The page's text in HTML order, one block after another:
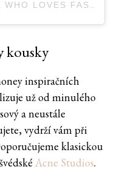
PŘÍSPĚVEK SDÍLENÝ GIRL WHO LOVES FASHION (@URFAVMAGAZINE)
kousky
inspiračních
už od minulého
a neustále
vydrží vám při
klasickou
Acne Studios.